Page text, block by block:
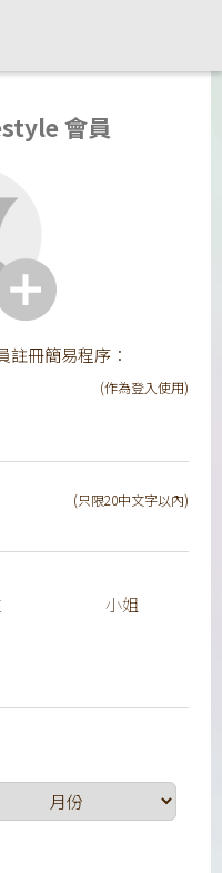
會員
註冊簡易程序：
(作為登入使用)
(只限20中文字以內)
小姐